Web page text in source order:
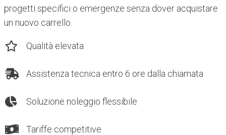
progetti specifici o emergenze senza dover acquistare
un nuovo carrello.
Qualità elevata
Assistenza tecnica entro 6 ore dalla chiamata
Soluzione noleggio flessibile
Tariffe competitive